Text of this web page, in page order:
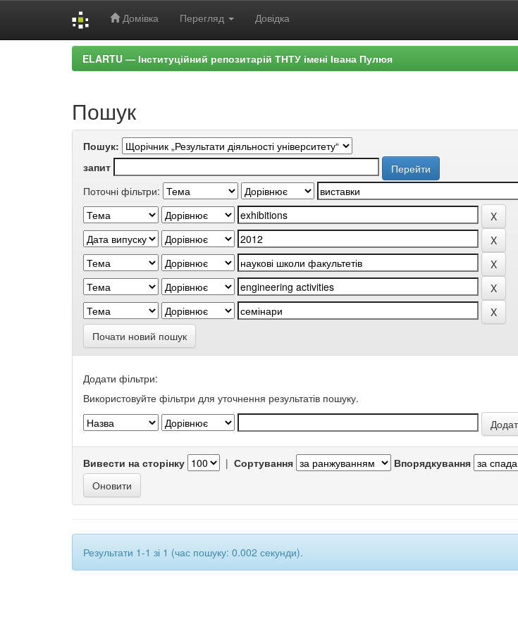
Домівка Перегляд Довідка
ELARTU — Інституційний репозитарій ТНТУ імені Івана Пулюя
Пошук
Пошук:
запит
Поточні фільтри:
Почати новий пошук
Додати фільтри:
Використовуйте фільтри для уточнення результатів пошуку.
Вивести на сторінку | Сортування Впорядкування
Результати 1-1 зі 1 (час пошуку: 0.002 секунди).